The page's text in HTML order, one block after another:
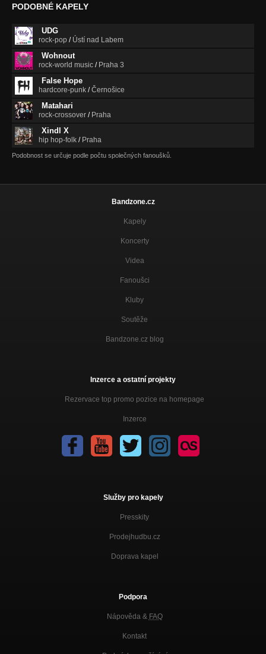
PODOBNÉ KAPELY
UDG
rock-pop / Ústí nad Labem
Wohnout
rock-world music / Praha 3
False Hope
hardcore-punk /Černošice
Matahari
rock-crossover / Praha
Xindl X
hip hop-folk / Praha
Podobnost se určuje podle počtu společných fanoušků.
Bandzone.cz
Kapely
Koncerty
Videa
Fanoušci
Kluby
Soutěže
Bandzone.cz blog
Inzerce a ostatní projekty
Rezervace top promo pozice na homepage
Inzerce
Služby pro kapely
Presskity
Prodejhudbu.cz
Doprava kapel
Podpora
Nápověda & FAQ
Kontakt